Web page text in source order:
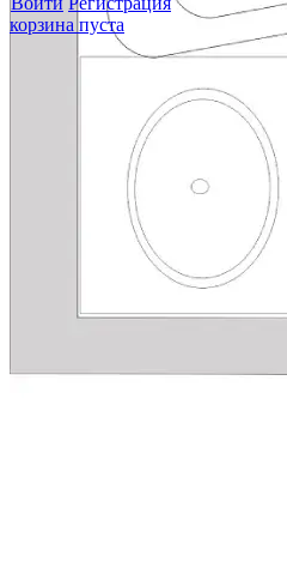
корзина пуста